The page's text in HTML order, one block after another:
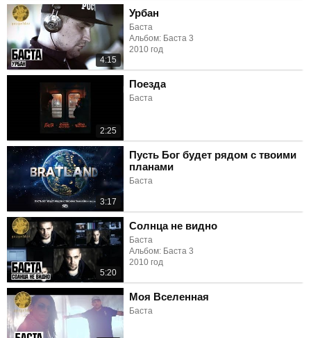
4:15
Урбан
Баста
Альбом: Баста 3
2010 год
2:25
Поезда
Баста
3:17
Пусть Бог будет рядом с твоими
планами
Баста
5:20
Солнца не видно
Баста
Альбом: Баста 3
2010 год
Моя Вселенная
Баста